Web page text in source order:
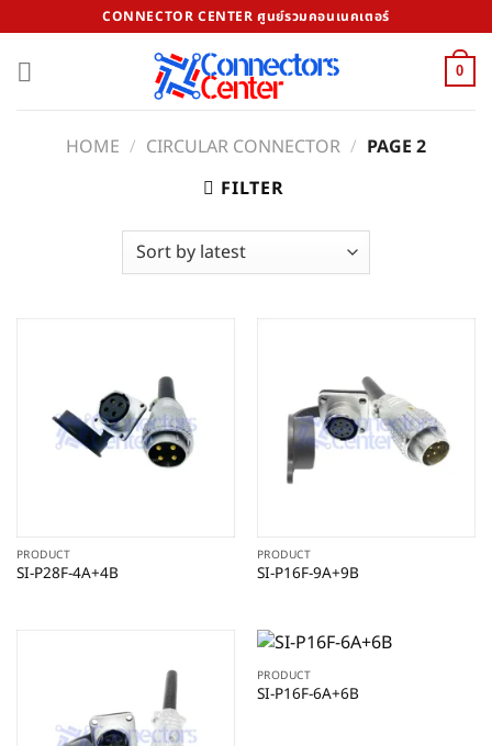
to
content
CONNECTOR CENTER ศูนย์รวมคอนเนคเตอร์
0
HOME / CIRCULAR CONNECTOR / PAGE 2
FILTER
PRODUCT
SI-P28F-4A+4B
PRODUCT
SI-P16F-9A+9B
PRODUCT
SI-P16F-6A+6B